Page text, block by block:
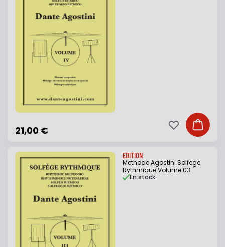
21,00 € Ajouter
Ajouter à ma
EDITION
Methode Agostini Solfege
Rythmique Volume 03
En stock